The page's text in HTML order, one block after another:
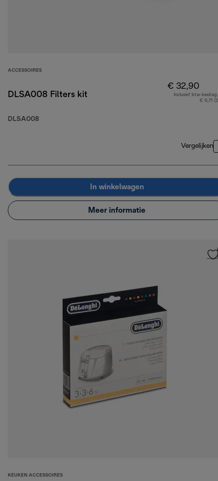
ACCESSOIRES
DLSA008 Filters kit
DLSA008
€ 32,90
Inclusief btw-bedrag
€ 5,71
Vergelijken
In winkelwagen
Meer informatie
KEUKEN ACCESSOIRES